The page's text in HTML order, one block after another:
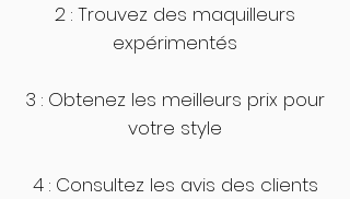
2 : Trouvez des maquilleurs
expérimentés
3 : Obtenez les meilleurs prix pour
votre style
4 : Consultez les avis des clients